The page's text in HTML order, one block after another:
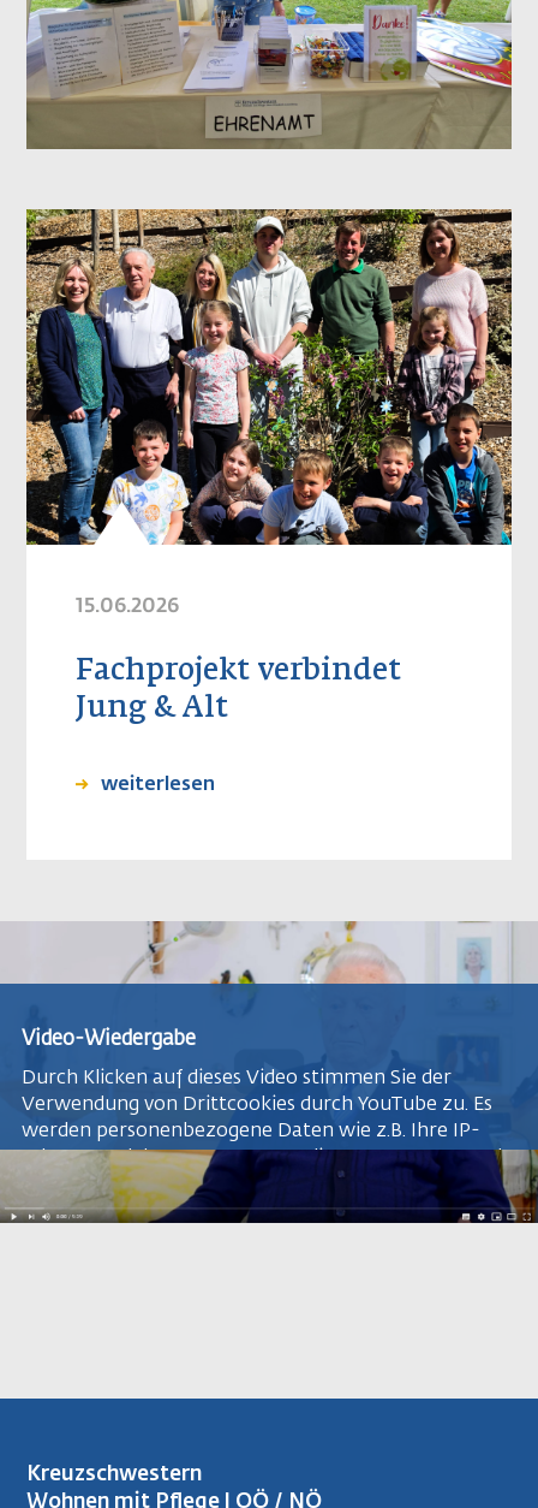
15.06.2026
Fachprojekt verbindet
Jung & Alt
weiterlesen
Video-Wiedergabe
Durch Klicken auf dieses Video stimmen Sie der
Verwendung von Drittcookies durch YouTube zu. Es
werden personenbezogene Daten wie z.B. Ihre IP-
Adresse und Ihr Browsertyp an die Server von YouTube
übermittelt. Dies ist für das Abspielen des Videos
erforderlich. Sie können diese Einwilligung jederzeit
Kreuzschwestern
Wohnen mit Pflege | OÖ / NÖ